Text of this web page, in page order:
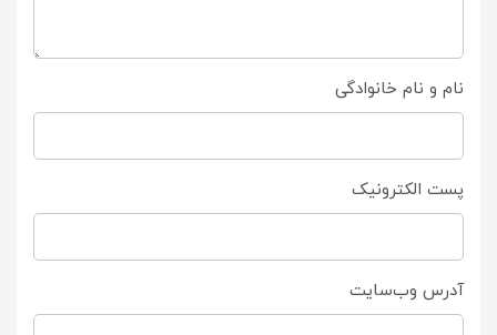
نام و نام خانوادگی
پست الکترونیک
آدرس وب‌سایت